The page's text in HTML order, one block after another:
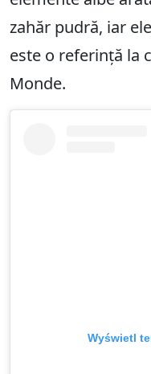
zahăr pudră, iar
este o referință la
Monde.
Wyświetl